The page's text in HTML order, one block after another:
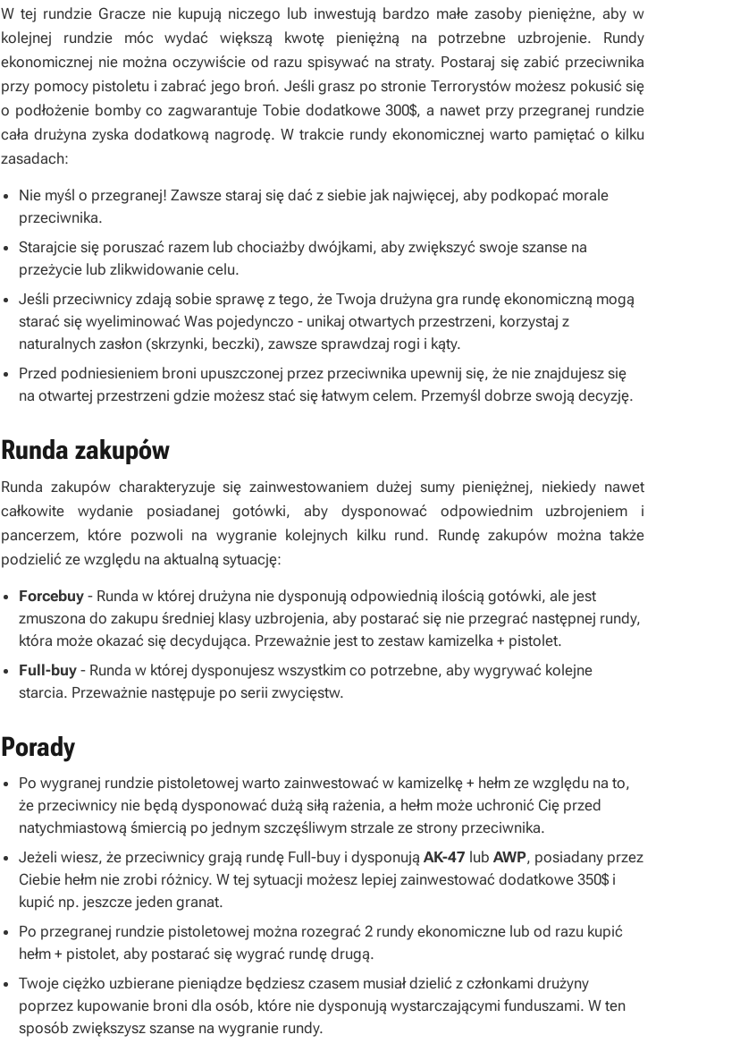
W tej rundzie Gracze nie kupują niczego lub inwestują bardzo małe zasoby pieniężne, aby w
kolejnej rundzie móc wydać większą kwotę pieniężną na potrzebne uzbrojenie. Rundy
ekonomicznej nie można oczywiście od razu spisywać na straty. Postaraj się zabić przeciwnika
przy pomocy pistoletu i zabrać jego broń. Jeśli grasz po stronie Terrorystów możesz pokusić się
o podłożenie bomby co zagwarantuje Tobie dodatkowe 300$, a nawet przy przegranej rundzie
cała drużyna zyska dodatkową nagrodę. W trakcie rundy ekonomicznej warto pamiętać o kilku
zasadach:
Nie myśl o przegranej! Zawsze staraj się dać z siebie jak najwięcej, aby podkopać morale
przeciwnika.
Starajcie się poruszać razem lub chociażby dwójkami, aby zwiększyć swoje szanse na
przeżycie lub zlikwidowanie celu.
Jeśli przeciwnicy zdają sobie sprawę z tego, że Twoja drużyna gra rundę ekonomiczną mogą
starać się wyeliminować Was pojedynczo - unikaj otwartych przestrzeni, korzystaj z
naturalnych zasłon (skrzynki, beczki), zawsze sprawdzaj rogi i kąty.
Przed podniesieniem broni upuszczonej przez przeciwnika upewnij się, że nie znajdujesz się
na otwartej przestrzeni gdzie możesz stać się łatwym celem. Przemyśl dobrze swoją decyzję.
Runda zakupów
Runda zakupów charakteryzuje się zainwestowaniem dużej sumy pieniężnej, niekiedy nawet
całkowite wydanie posiadanej gotówki, aby dysponować odpowiednim uzbrojeniem i
pancerzem, które pozwoli na wygranie kolejnych kilku rund. Rundę zakupów można także
podzielić ze względu na aktualną sytuację:
Forcebuy - Runda w której drużyna nie dysponują odpowiednią ilością gotówki, ale jest
zmuszona do zakupu średniej klasy uzbrojenia, aby postarać się nie przegrać następnej rundy,
która może okazać się decydująca. Przeważnie jest to zestaw kamizelka + pistolet.
Full-buy - Runda w której dysponujesz wszystkim co potrzebne, aby wygrywać kolejne
starcia. Przeważnie następuje po serii zwycięstw.
Porady
Po wygranej rundzie pistoletowej warto zainwestować w kamizelkę + hełm ze względu na to,
że przeciwnicy nie będą dysponować dużą siłą rażenia, a hełm może uchronić Cię przed
natychmiastową śmiercią po jednym szczęśliwym strzale ze strony przeciwnika.
Jeżeli wiesz, że przeciwnicy grają rundę Full-buy i dysponują AK-47 lub AWP, posiadany przez
Ciebie hełm nie zrobi różnicy. W tej sytuacji możesz lepiej zainwestować dodatkowe 350$ i
kupić np. jeszcze jeden granat.
Po przegranej rundzie pistoletowej można rozegrać 2 rundy ekonomiczne lub od razu kupić
hełm + pistolet, aby postarać się wygrać rundę drugą.
Twoje ciężko uzbierane pieniądze będziesz czasem musiał dzielić z członkami drużyny
poprzez kupowanie broni dla osób, które nie dysponują wystarczającymi funduszami. W ten
sposób zwiększysz szanse na wygranie rundy.